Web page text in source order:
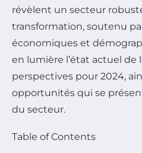
révèlent un secteur
transformation, soutenu
économiques et
en lumière l’état actuel de
perspectives pour 2024,
opportunités qui se
du secteur.
Table of Contents